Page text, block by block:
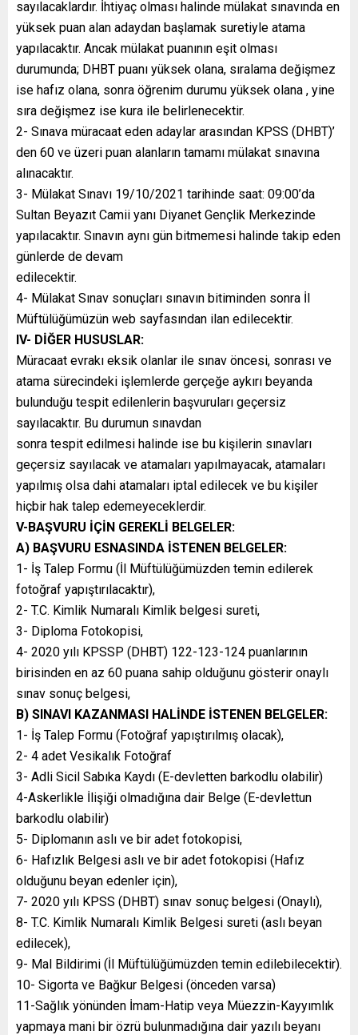
sayılacaklardır. İhtiyaç olması halinde mülakat sınavında en
yüksek puan alan adaydan başlamak suretiyle atama
yapılacaktır. Ancak mülakat puanının eşit olması
durumunda; DHBT puanı yüksek olana, sıralama değişmez
ise hafız olana, sonra öğrenim durumu yüksek olana , yine
sıra değişmez ise kura ile belirlenecektir.
2- Sınava müracaat eden adaylar arasından KPSS (DHBT)’
den 60 ve üzeri puan alanların tamamı mülakat sınavına
alınacaktır.
3- Mülakat Sınavı 19/10/2021 tarihinde saat: 09:00’da
Sultan Beyazıt Camii yanı Diyanet Gençlik Merkezinde
yapılacaktır. Sınavın aynı gün bitmemesi halinde takip eden
günlerde de devam
edilecektir.
4- Mülakat Sınav sonuçları sınavın bitiminden sonra İl
Müftülüğümüzün web sayfasından ilan edilecektir.
IV- DİĞER HUSUSLAR:
Müracaat evrakı eksik olanlar ile sınav öncesi, sonrası ve
atama sürecindeki işlemlerde gerçeğe aykırı beyanda
bulunduğu tespit edilenlerin başvuruları geçersiz
sayılacaktır. Bu durumun sınavdan
sonra tespit edilmesi halinde ise bu kişilerin sınavları
geçersiz sayılacak ve atamaları yapılmayacak, atamaları
yapılmış olsa dahi atamaları iptal edilecek ve bu kişiler
hiçbir hak talep edemeyeceklerdir.
V-BAŞVURU İÇİN GEREKLİ BELGELER:
A) BAŞVURU ESNASINDA İSTENEN BELGELER:
1- İş Talep Formu (İl Müftülüğümüzden temin edilerek
fotoğraf yapıştırılacaktır),
2- T.C. Kimlik Numaralı Kimlik belgesi sureti,
3- Diploma Fotokopisi,
4- 2020 yılı KPSSP (DHBT) 122-123-124 puanlarının
birisinden en az 60 puana sahip olduğunu gösterir onaylı
sınav sonuç belgesi,
B) SINAVI KAZANMASI HALİNDE İSTENEN BELGELER:
1- İş Talep Formu (Fotoğraf yapıştırılmış olacak),
2- 4 adet Vesikalık Fotoğraf
3- Adli Sicil Sabıka Kaydı (E-devletten barkodlu olabilir)
4-Askerlikle İlişiği olmadığına dair Belge (E-devlettun
barkodlu olabilir)
5- Diplomanın aslı ve bir adet fotokopisi,
6- Hafızlık Belgesi aslı ve bir adet fotokopisi (Hafız
olduğunu beyan edenler için),
7- 2020 yılı KPSS (DHBT) sınav sonuç belgesi (Onaylı),
8- T.C. Kimlik Numaralı Kimlik Belgesi sureti (aslı beyan
edilecek),
9- Mal Bildirimi (İl Müftülüğümüzden temin edilebilecektir).
10- Sigorta ve Bağkur Belgesi (önceden varsa)
11-Sağlık yönünden İmam-Hatip veya Müezzin-Kayyımlık
yapmaya mani bir özrü bulunmadığına dair yazılı beyanı